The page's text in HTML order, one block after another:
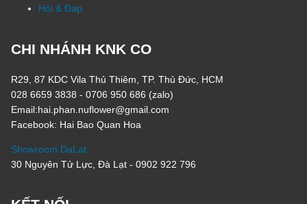
Hỏi & Đáp
CHI NHÁNH KNK CO
R29, 87 KDC Vila Thủ Thiêm, TP. Thủ Đức, HCM
028 6659 3838 - 0706 950 686 (zalo)
Email:hai.phan.nuflower@gmail.com
Facebook: Hai Bao Quan Hoa
Showroom DaLat
30 Nguyên Tử Lực, Đà Lạt - 0902 922 796